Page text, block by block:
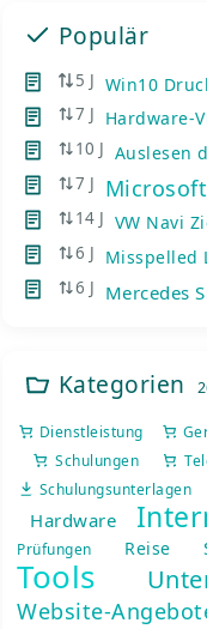
Populär
5 J Win10
7 J Hardware-
10 J Auslesen
7 J
14 J VW Navi
6 J Misspelled
6 J Mercedes
Kategorien
Dienstleistung
Schulungen
Schulungsunterlagen
Hardware
Prüfungen Reise
Tools
Website-